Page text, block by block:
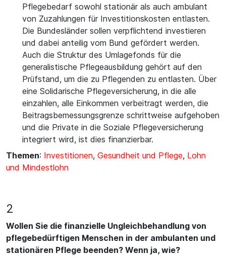
Pflegebedarf sowohl stationär als auch ambulant
von Zuzahlungen für Investitionskosten entlasten.
Die Bundesländer sollen verpflichtend investieren
und dabei anteilig vom Bund gefördert werden.
Auch die Struktur des Umlagefonds für die
generalistische Pflegeausbildung gehört auf den
Prüfstand, um die zu Pflegenden zu entlasten. Über
eine Solidarische Pflegeversicherung, in die alle
einzahlen, alle Einkommen verbeitragt werden, die
Beitragsbemessungsgrenze schrittweise aufgehoben
und die Private in die Soziale Pflegeversicherung
integriert wird, ist dies finanzierbar.
Themen: Investitionen, Gesundheit und Pflege, Lohn
und Mindestlohn
2
Wollen Sie die finanzielle Ungleichbehandlung von
pflegebedürftigen Menschen in der ambulanten und
stationären Pflege beenden? Wenn ja, wie?